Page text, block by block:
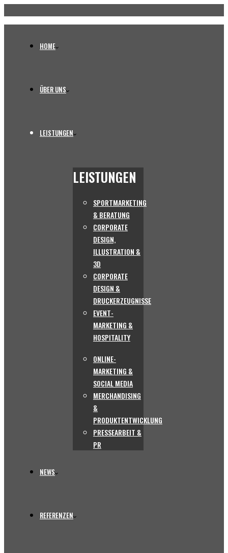
HOME
ÜBER UNS
LEISTUNGEN
LEISTUNGEN
SPORTMARKETING
& BERATUNG
CORPORATE
DESIGN,
ILLUSTRATION &
3D
CORPORATE
DESIGN &
DRUCKERZEUGNISSE
EVENT-
MARKETING &
HOSPITALITY
ONLINE-
MARKETING &
SOCIAL MEDIA
MERCHANDISING
&
PRODUKTENTWICKLUNG
PRESSEARBEIT &
PR
NEWS
REFERENZEN